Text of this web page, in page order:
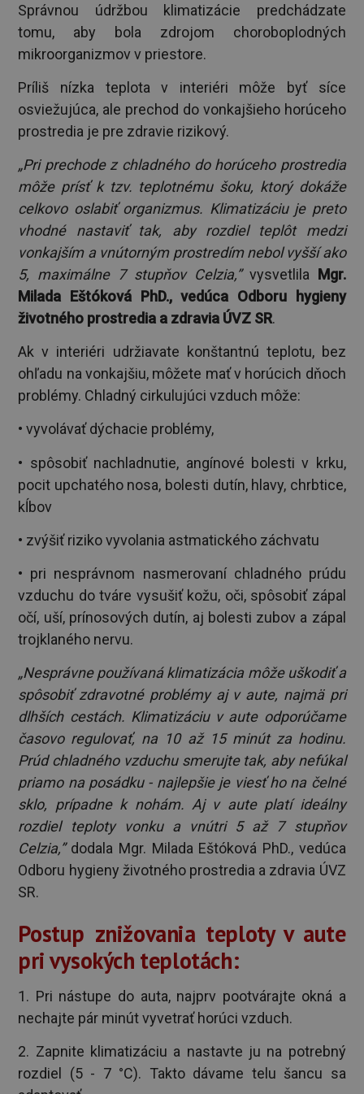
Správnou údržbou klimatizácie predchádzate
tomu, aby bola zdrojom choroboplodných
mikroorganizmov v priestore.
Príliš nízka teplota v interiéri môže byť síce
osviežujúca, ale prechod do vonkajšieho horúceho
prostredia je pre zdravie rizikový.
„Pri prechode z chladného do horúceho prostredia
môže prísť k tzv. teplotnému šoku, ktorý dokáže
celkovo oslabiť organizmus. Klimatizáciu je preto
vhodné nastaviť tak, aby rozdiel teplôt medzi
vonkajším a vnútorným prostredím nebol vyšší ako
5, maximálne 7 stupňov Celzia,” vysvetlila
Mgr.
Milada Eštóková PhD., vedúca Odboru hygieny
životného prostredia a zdravia ÚVZ SR.
Ak v interiéri udržiavate konštantnú teplotu, bez
ohľadu na vonkajšiu, môžete mať v horúcich dňoch
problémy. Chladný cirkulujúci vzduch môže:
• vyvolávať dýchacie problémy,
• spôsobiť nachladnutie, angínové bolesti v krku,
pocit upchatého nosa, bolesti dutín, hlavy, chrbtice,
kĺbov
• zvýšiť riziko vyvolania astmatického záchvatu
• pri nesprávnom nasmerovaní chladného prúdu
vzduchu do tváre vysušiť kožu, oči, spôsobiť zápal
očí, uší, prínosových dutín, aj bolesti zubov a zápal
trojklaného nervu.
„Nesprávne používaná klimatizácia môže uškodiť a
spôsobiť zdravotné problémy aj v aute, najmä pri
dlhších cestách. Klimatizáciu v aute odporúčame
časovo regulovať, na 10 až 15 minút za hodinu.
Prúd chladného vzduchu smerujte tak, aby nefúkal
priamo na posádku - najlepšie je viesť ho na čelné
sklo, prípadne k nohám. Aj v aute platí ideálny
rozdiel teploty vonku a vnútri 5 až 7 stupňov
Celzia,”dodala Mgr. Milada Eštóková PhD., vedúca
Odboru hygieny životného prostredia a zdravia ÚVZ
SR.
Postup znižovania teploty v aute
pri vysokých teplotách:
1. Pri nástupe do auta, najprv pootvárajte okná a
nechajte pár minút vyvetrať horúci vzduch.
2. Zapnite klimatizáciu a nastavte ju na potrebný
rozdiel (5 - 7 °C). Takto dávame telu šancu sa